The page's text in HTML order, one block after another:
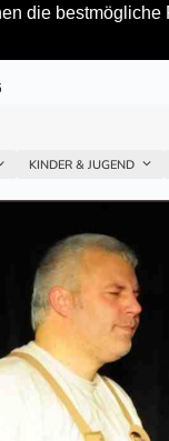
die
KINDER & JUGEND